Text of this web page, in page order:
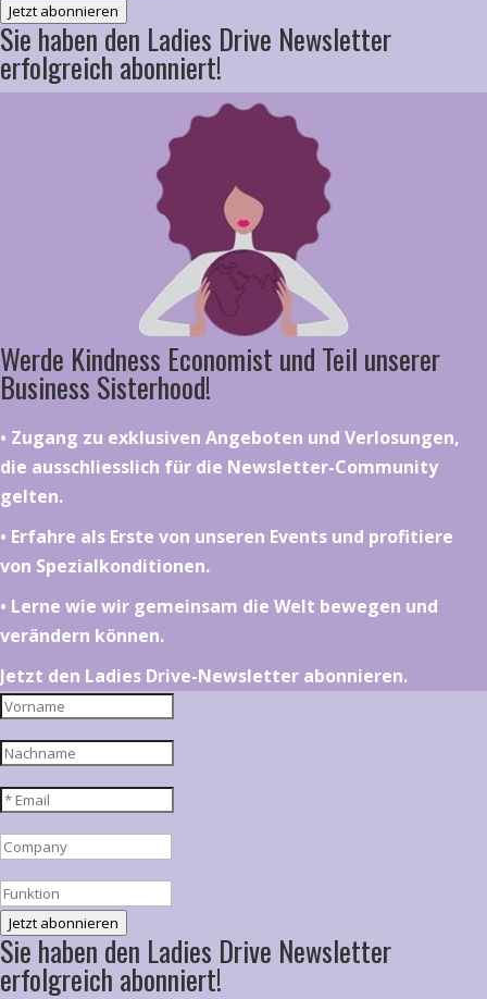
Jetzt abonnieren
Sie haben den Ladies Drive Newsletter
erfolgreich abonniert!
Werde Kindness Economist und Teil unserer
Business Sisterhood!
•⁠ ⁠⁠Zugang zu exklusiven Angeboten und Verlosungen,
die ausschliesslich für die Newsletter-Community
gelten.
•⁠ ⁠⁠Erfahre als Erste von unseren Events und profitiere
von Spezialkonditionen.
•⁠ ⁠⁠Lerne wie wir gemeinsam die Welt bewegen und
verändern können.
Jetzt den Ladies Drive-Newsletter abonnieren.
Jetzt abonnieren
Sie haben den Ladies Drive Newsletter
erfolgreich abonniert!